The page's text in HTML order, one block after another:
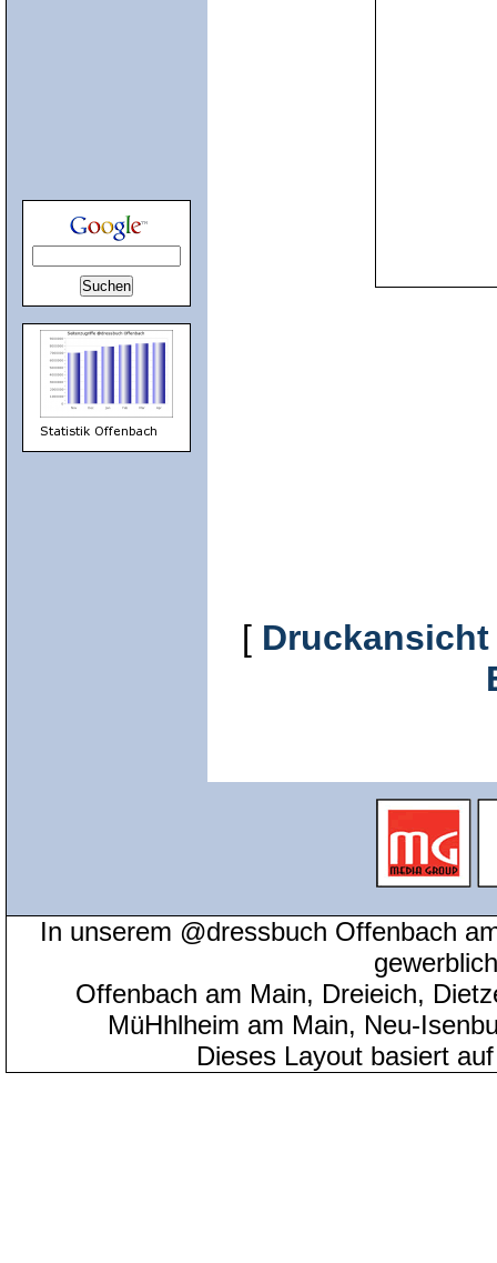
[ Druckansicht
In unserem @dressbuch Offenbach
Offenbach am Main, Dreieich,
MüHhlheim am Main, Neu-
Dieses Layout basiert